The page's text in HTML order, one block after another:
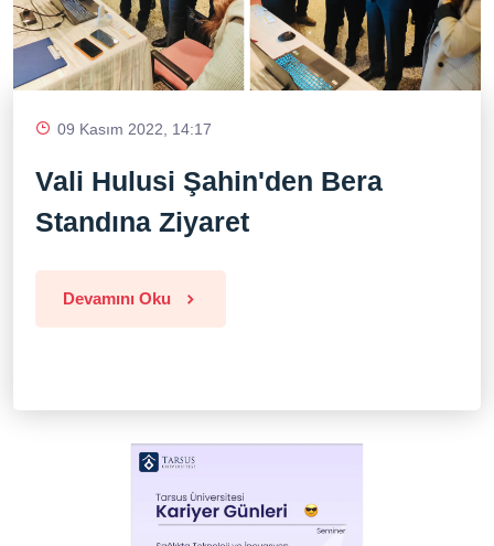
09 Kasım 2022, 14:17
Vali Hulusi Şahin'den Bera
Standına Ziyaret
Devamını Oku